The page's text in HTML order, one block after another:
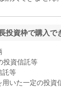
投資枠で購入で
投資信託等
託等
いた一定の投資